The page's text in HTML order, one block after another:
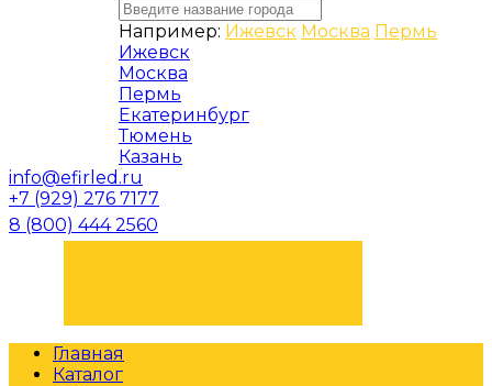
Например: Ижевск Москва Пермь
Ижевск
Москва
Пермь
Екатеринбург
Тюмень
Казань
info@efirled.ru
+7 (929) 276 7177
8 (800) 444 2560
Главная
Каталог